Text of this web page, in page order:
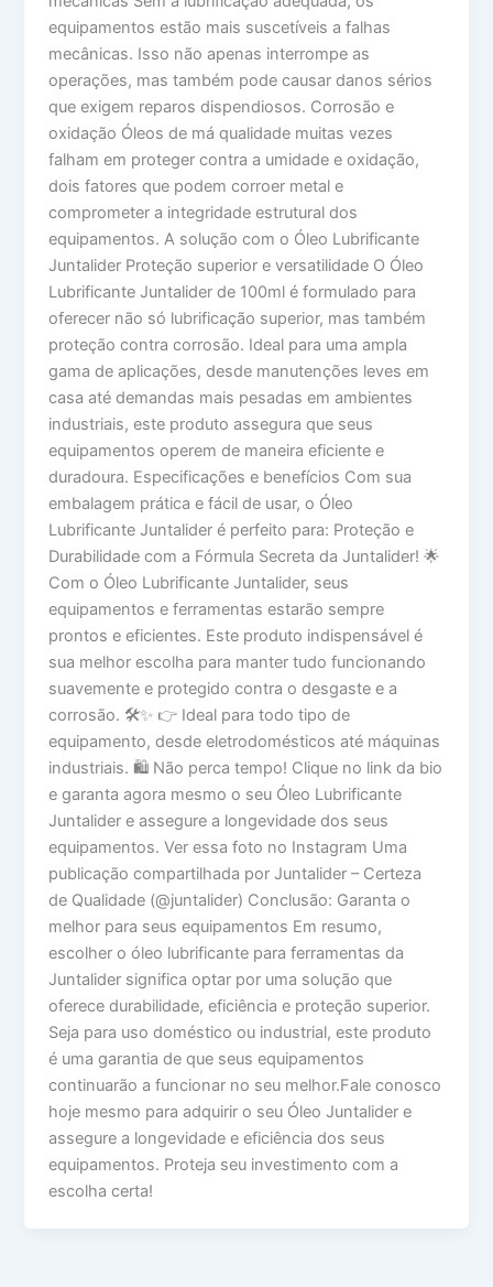
equipamentos estão mais suscetíveis a falhas
mecânicas. Isso não apenas interrompe as
operações, mas também pode causar danos sérios
que exigem reparos dispendiosos. Corrosão e
oxidação Óleos de má qualidade muitas vezes
falham em proteger contra a umidade e oxidação,
dois fatores que podem corroer metal e
comprometer a integridade estrutural dos
equipamentos. A solução com o Óleo Lubrificante
Juntalider Proteção superior e versatilidade O Óleo
Lubrificante Juntalider de 100ml é formulado para
oferecer não só lubrificação superior, mas também
proteção contra corrosão. Ideal para uma ampla
gama de aplicações, desde manutenções leves em
casa até demandas mais pesadas em ambientes
industriais, este produto assegura que seus
equipamentos operem de maneira eficiente e
duradoura. Especificações e benefícios Com sua
embalagem prática e fácil de usar, o Óleo
Lubrificante Juntalider é perfeito para: Proteção e
Durabilidade com a Fórmula Secreta da Juntalider! 🌟
Com o Óleo Lubrificante Juntalider, seus
equipamentos e ferramentas estarão sempre
prontos e eficientes. Este produto indispensável é
sua melhor escolha para manter tudo funcionando
suavemente e protegido contra o desgaste e a
corrosão. 🛠️✨ 👉 Ideal para todo tipo de
equipamento, desde eletrodomésticos até máquinas
industriais. 🛍️ Não perca tempo! Clique no link da bio
e garanta agora mesmo o seu Óleo Lubrificante
Juntalider e assegure a longevidade dos seus
equipamentos. Ver essa foto no Instagram Uma
publicação compartilhada por Juntalider – Certeza
de Qualidade (@juntalider) Conclusão: Garanta o
melhor para seus equipamentos Em resumo,
escolher o óleo lubrificante para ferramentas da
Juntalider significa optar por uma solução que
oferece durabilidade, eficiência e proteção superior.
Seja para uso doméstico ou industrial, este produto
é uma garantia de que seus equipamentos
continuarão a funcionar no seu melhor.Fale conosco
hoje mesmo para adquirir o seu Óleo Juntalider e
assegure a longevidade e eficiência dos seus
equipamentos. Proteja seu investimento com a
escolha certa!